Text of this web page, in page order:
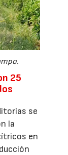
25
se
la
en